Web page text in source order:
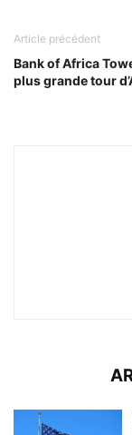
Article précédent
Bank of Africa
plus grande tour